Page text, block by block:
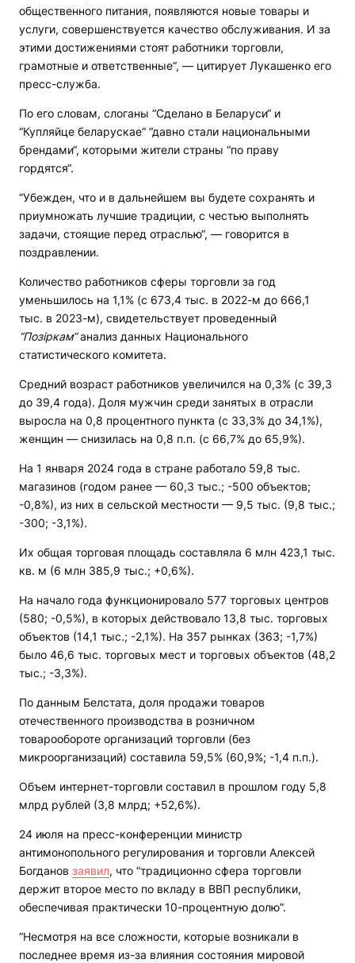
общественного питания, появляются новые товары и
услуги, совершенствуется качество обслуживания. И за
этими достижениями стоят работники торговли,
грамотные и ответственные“, — цитирует Лукашенко его
пресс-служба.
По его словам, слоганы “Сделано в Беларуси“ и
“Купляйце беларускае“ “давно стали национальными
брендами“, которыми жители страны “по праву
гордятся“.
“Убежден, что и в дальнейшем вы будете сохранять и
приумножать лучшие традиции, с честью выполнять
задачи, стоящие перед отраслью“, — говорится в
поздравлении.
Количество работников сферы торговли за год
уменьшилось на 1,1% (с 673,4 тыс. в 2022-м до 666,1
тыс. в 2023-м), свидетельствует проведенный
“Позіркам”анализ данных Национального
статистического комитета.
Средний возраст работников увеличился на 0,3% (с 39,3
до 39,4 года). Доля мужчин среди занятых в отрасли
выросла на 0,8 процентного пункта (с 33,3% до 34,1%),
женщин — снизилась на 0,8 п.п. (с 66,7% до 65,9%).
На 1 января 2024 года в стране работало 59,8 тыс.
магазинов (годом ранее — 60,3 тыс.; -500 объектов;
-0,8%), из них в сельской местности — 9,5 тыс. (9,8 тыс.;
-300; -3,1%).
Их общая торговая площадь составляла 6 млн 423,1 тыс.
кв. м (6 млн 385,9 тыс.; +0,6%).
На начало года функционировало 577 торговых центров
(580; -0,5%), в которых действовало 13,8 тыс. торговых
объектов (14,1 тыс.; -2,1%). На 357 рынках (363; -1,7%)
было 46,6 тыс. торговых мест и торговых объектов (48,2
тыс.; -3,3%).
По данным Белстата, доля продажи товаров
отечественного производства в розничном
товарообороте организаций торговли (без
микроорганизаций) составила 59,5% (60,9%; -1,4 п.п.).
Объем интернет-торговли составил в прошлом году 5,8
млрд рублей (3,8 млрд; +52,6%).
24 июля на пресс-конференции министр
антимонопольного регулирования и торговли Алексей
Богданов заявил, что “традиционно сфера торговли
держит второе место по вкладу в ВВП республики,
обеспечивая практически 10-процентную долю”.
“Несмотря на все сложности, которые возникали в
последнее время из-за влияния состояния мировой